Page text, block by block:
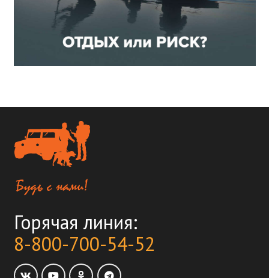
Горячая линия:
8-800-700-54-52